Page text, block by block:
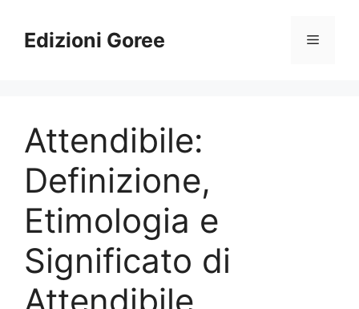
contenuto
Edizioni Goree Menu
Attendibile:
Definizione,
Etimologia e
Significato di
Attendibile